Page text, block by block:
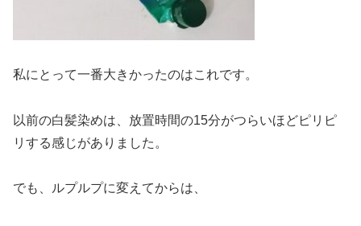
私にとって一番大きかったのはこれです。
以前の白髪染めは、放置時間の15分がつらいほどピリピ
リする感じがありました。
でも、ルプルプに変えてからは、